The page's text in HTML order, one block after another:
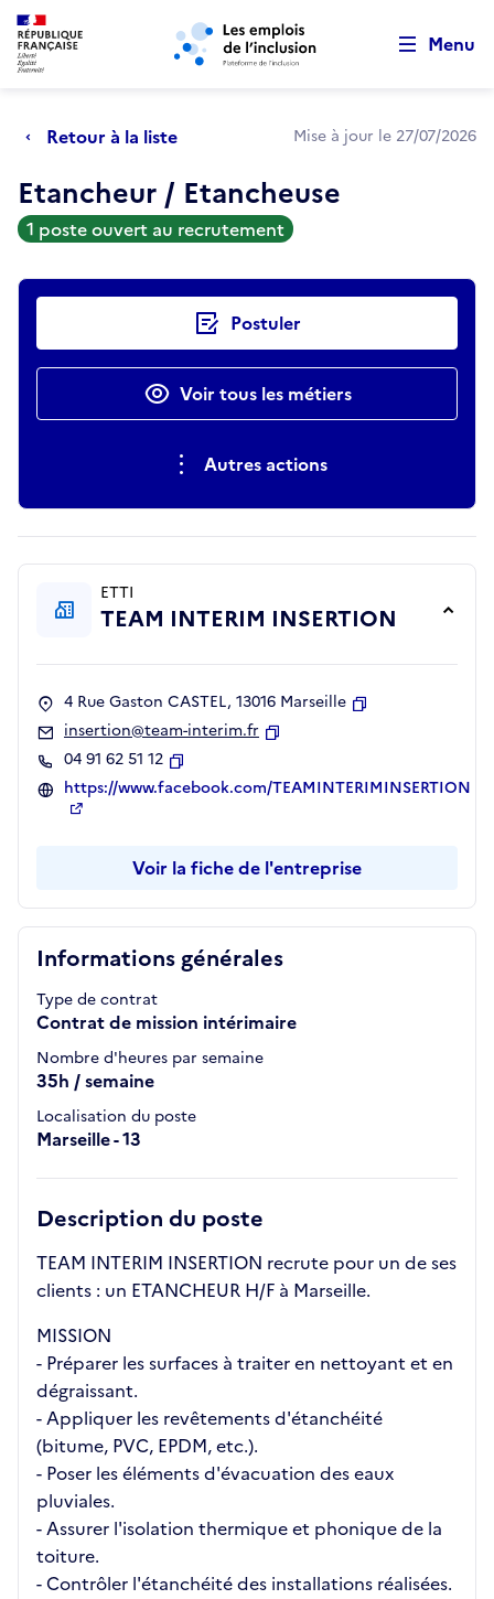
Aller au menu principal Aller au contenu principal
Menu
Retour à la liste Mise à jour le 27/07/2026
Etancheur / Etancheuse
1 poste ouvert au recrutement
Actions rapides Postuler
Voir tous les métiers
Autres actions
Informations générales
Type de contrat
Contrat de mission intérimaire
Nombre d'heures par semaine
35h / semaine
Localisation du poste
Marseille - 13
Description du poste
TEAM INTERIM INSERTION recrute pour un de ses
clients : un ETANCHEUR H/F à Marseille.
MISSION
- Préparer les surfaces à traiter en nettoyant et en
dégraissant.
- Appliquer les revêtements d'étanchéité
(bitume, PVC, EPDM, etc.).
- Poser les éléments d'évacuation des eaux
pluviales.
- Assurer l'isolation thermique et phonique de la
toiture.
- Contrôler l'étanchéité des installations réalisées.
ETTI
TEAM INTERIM INSERTION
4 Rue Gaston CASTEL, 13016 Marseille
insertion@team-interim.fr
04 91 62 51 12
Copier
https://www.facebook.com/TEAMINTERIMINSERTION
Voir la fiche de l'entreprise
Retour au début de la page
Panneau de gestion des cookies